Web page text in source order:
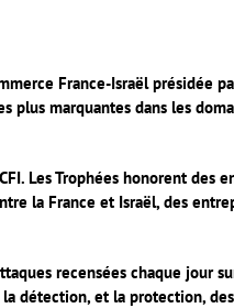
France-Israël présidée
plus marquantes dans les
Les Trophées honorent des
la France et Israël, des
recensées chaque jour
détection, et la protection,